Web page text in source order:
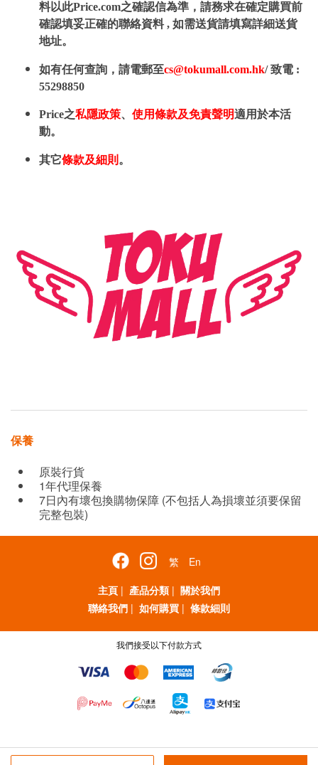
料以此Price.com之確認信為準，請務求在確定購買前
確認填妥正確的聯絡資料 , 如需送貨請填寫詳細送貨
地址。
如有任何查詢，請電郵至cs@tokumall.com.hk/ 致電 :
55298850
Price之私隱政策、 使用條款及免責聲明適用於本活
動。
其它條款及細則 。
保養
原裝行貨
1年代理保養
7日內有壞包換購物保障 (不包括人為損壞並須要保留
完整包裝)
繁
En
主頁 | 產品分類 | 關於我們
聯絡我們 | 如何購買 | 條款細則
我們接受以下付款方式